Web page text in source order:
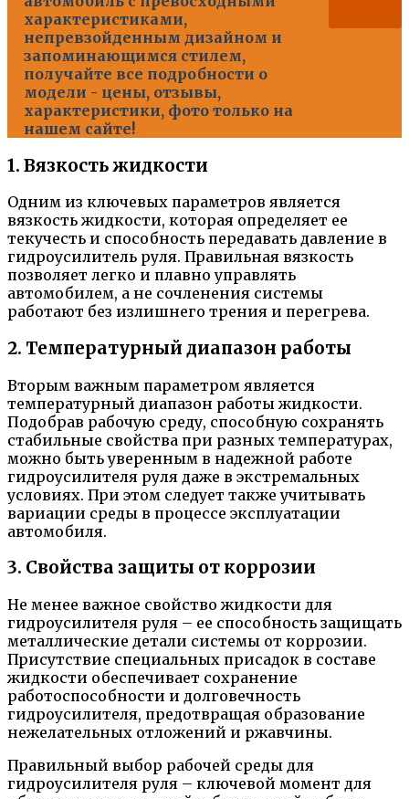
характеристиками,
непревзойденным дизайном и
запоминающимся стилем,
получайте все подробности о
модели - цены, отзывы,
характеристики, фото только на
нашем сайте!
1. Вязкость жидкости
Одним из ключевых параметров является
вязкость жидкости, которая определяет ее
текучесть и способность передавать давление в
гидроусилитель руля. Правильная вязкость
позволяет легко и плавно управлять
автомобилем, а не сочленения системы
работают без излишнего трения и перегрева.
2. Температурный диапазон работы
Вторым важным параметром является
температурный диапазон работы жидкости.
Подобрав рабочую среду, способную сохранять
стабильные свойства при разных температурах,
можно быть уверенным в надежной работе
гидроусилителя руля даже в экстремальных
условиях. При этом следует также учитывать
вариации среды в процессе эксплуатации
автомобиля.
3. Свойства защиты от коррозии
Не менее важное свойство жидкости для
гидроусилителя руля – ее способность защищать
металлические детали системы от коррозии.
Присутствие специальных присадок в составе
жидкости обеспечивает сохранение
работоспособности и долговечность
гидроусилителя, предотвращая образование
нежелательных отложений и ржавчины.
Правильный выбор рабочей среды для
гидроусилителя руля – ключевой момент для